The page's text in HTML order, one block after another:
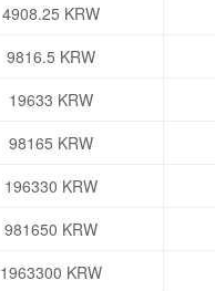
4908.25 KRW
9816.5 KRW
19633 KRW
98165 KRW
196330 KRW
981650 KRW
1963300 KRW